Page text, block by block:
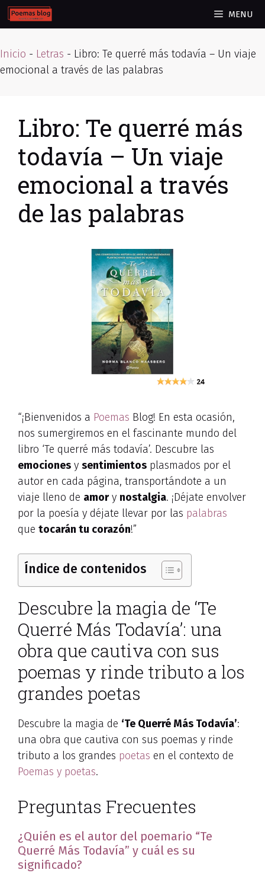
Skip
to
MENU
Inicio - Letras - Libro: Te querré más todavía – Un viaje
emocional a través de las palabras
Libro: Te querré más
todavía – Un viaje
emocional a través
de las palabras
“¡Bienvenidos a Poemas Blog! En esta ocasión,
nos sumergiremos en el fascinante mundo del
libro ‘Te querré más todavía’. Descubre las
emociones y sentimientos plasmados por el
autor en cada página, transportándote a un
viaje lleno de amory nostalgia. ¡Déjate envolver
por la poesía y déjate llevar por las palabras
que tocarán tu corazón!”
Índice de contenidos
Descubre la magia de ‘Te
Querré Más Todavía’: una
obra que cautiva con sus
poemas y rinde tributo a los
grandes poetas
Descubre la magia de ‘Te Querré Más Todavía’:
una obra que cautiva con sus poemas y rinde
tributo a los grandes poetas en el contexto de
Poemas y poetas.
Preguntas Frecuentes
¿Quién es el autor del poemario “Te
Querré Más Todavía” y cuál es su
significado?